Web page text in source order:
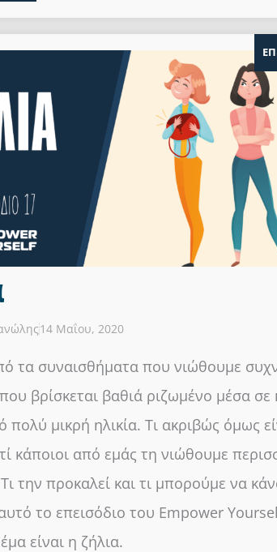
14 Μαΐου, 2020
τα συναισθήματα που νιώθουμε
βρίσκεται βαθιά ριζωμένο μέσα σε
μικρή ηλικία. Τι ακριβώς όμως
κάποιοι από εμάς τη νιώθουμε
την προκαλεί και τι μπορούμε να
το επεισόδιο του Empower
είναι η ζήλια.